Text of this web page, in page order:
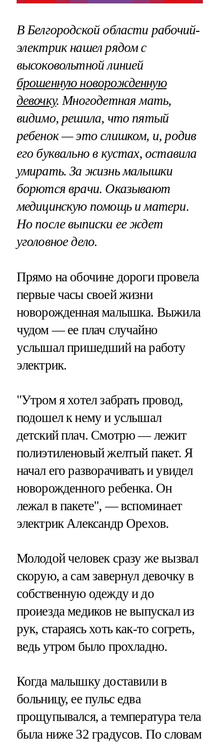
В Белгородской области рабочий-
электрик нашел рядом с
высоковольтной линией
брошенную новорожденную
девочку. Многодетная мать,
видимо, решила, что пятый
ребенок — это слишком, и, родив
его буквально в кустах, оставила
умирать. За жизнь малышки
борются врачи. Оказывают
медицинскую помощь и матери.
Но после выписки ее ждет
уголовное дело.
Прямо на обочине дороги провела
первые часы своей жизни
новорожденная малышка. Выжила
чудом — ее плач случайно
услышал пришедший на работу
электрик.
"Утром я хотел забрать провод,
подошел к нему и услышал
детский плач. Смотрю — лежит
полиэтиленовый желтый пакет. Я
начал его разворачивать и увидел
новорожденного ребенка. Он
лежал в пакете", — вспоминает
электрик Александр Орехов.
Молодой человек сразу же вызвал
скорую, а сам завернул девочку в
собственную одежду и до
проиезда медиков не выпускал из
рук, стараясь хоть как-то согреть,
ведь утром было прохладно.
Когда малышку доставили в
больницу, ее пульс едва
прощупывался, а температура тела
была ниже 32 градусов. По словам